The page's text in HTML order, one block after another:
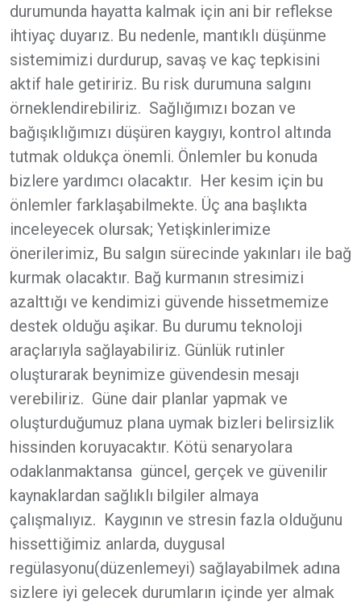
durumunda hayatta kalmak için ani bir reflekse
ihtiyaç duyarız. Bu nedenle, mantıklı düşünme
sistemimizi durdurup, savaş ve kaç tepkisini
aktif hale getiririz. Bu risk durumuna salgını
örneklendirebiliriz. Sağlığımızı bozan ve
bağışıklığımızı düşüren kaygıyı, kontrol altında
tutmak oldukça önemli. Önlemler bu konuda
bizlere yardımcı olacaktır. Her kesim için bu
önlemler farklaşabilmekte. Üç ana başlıkta
inceleyecek olursak; Yetişkinlerimize
önerilerimiz, Bu salgın sürecinde yakınları ile bağ
kurmak olacaktır. Bağ kurmanın stresimizi
azalttığı ve kendimizi güvende hissetmemize
destek olduğu aşikar. Bu durumu teknoloji
araçlarıyla sağlayabiliriz. Günlük rutinler
oluşturarak beynimize güvendesin mesajı
verebiliriz. Güne dair planlar yapmak ve
oluşturduğumuz plana uymak bizleri belirsizlik
hissinden koruyacaktır. Kötü senaryolara
odaklanmaktansa güncel, gerçek ve güvenilir
kaynaklardan sağlıklı bilgiler almaya
çalışmalıyız. Kaygının ve stresin fazla olduğunu
hissettiğimiz anlarda, duygusal
regülasyonu(düzenlemeyi) sağlayabilmek adına
sizlere iyi gelecek durumların içinde yer almak